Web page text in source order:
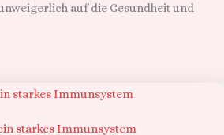
auf die Gesundheit und
starkes Immunsystem